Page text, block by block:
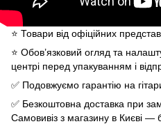
⭐️ Товари від офіційних
⭐️ Обов’язковий огляд та
центрі перед упакуванням і
✅ Подовжуємо гарантію на
✅ Безкоштовна доставка при
Самовивіз з магазину в Києві —